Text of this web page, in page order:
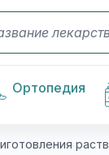
Ортопедия